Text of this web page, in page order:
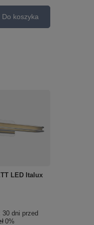
Do koszyka
LED Italux
30 dni przed
0%